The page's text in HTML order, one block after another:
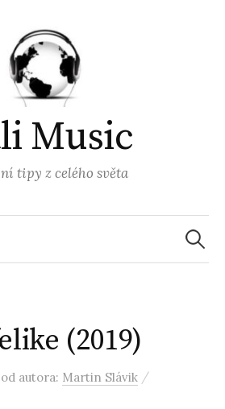
Music
tipy z celého světa
(2019)
od autora: Martin Slávik /